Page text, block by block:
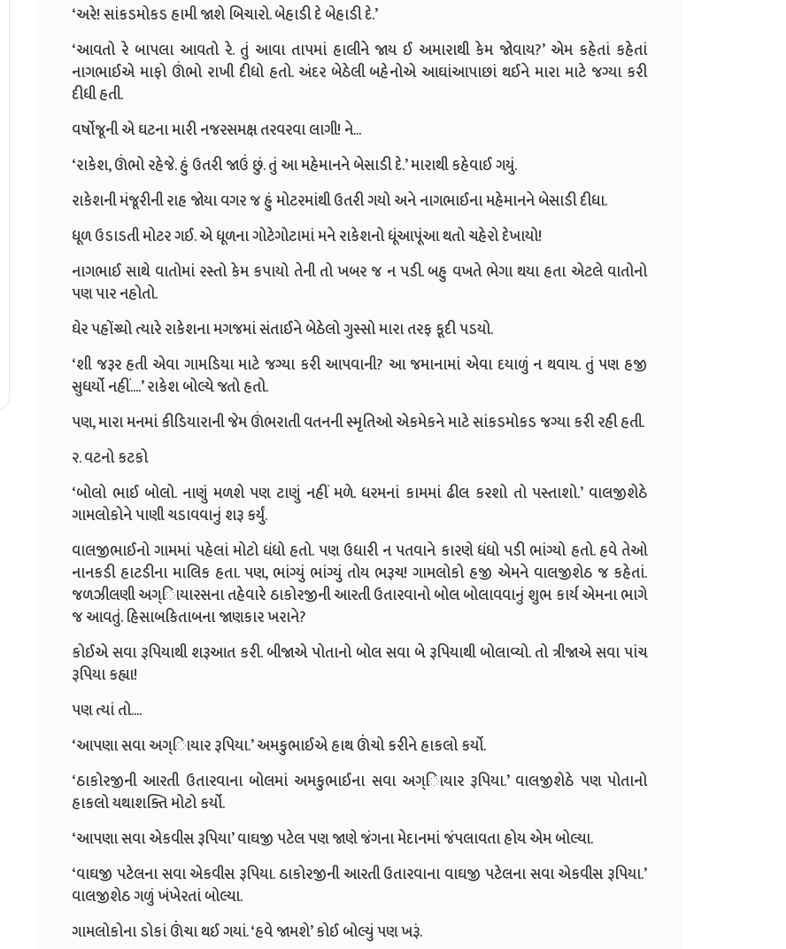
‘અરે! સાંકડમોકડ હામી જાશે બિચારો. બેહાડી દે બેહાડી દે.’
‘આવતો રે બાપલા આવતો રે. તું આવા તાપમાં હાલીને જાય ઈ અમારાથી કેમ જોવાય?’ એમ કહેતાં કહેતાં
નાગભાઈએ માફો ઊંભો રાખી દીધો હતો. અંદર બેઠેલી બહેનોએ આઘાંઆપાછાં થઈને મારા માટે જગ્યા કરી
દીધી હતી.
વર્ષોજૂની એ ઘટના મારી નજરસમક્ષ તરવરવા લાગી! ને...
‘રાકેશ, ઊંભો રહેજે. હું ઉતરી જાઉં છું. તું આ મહેમાનને બેસાડી દે.’ મારાથી કહેવાઈ ગયું.
રાકેશની મંજૂરીની રાહ જોયા વગર જ હું મોટરમાંથી ઉતરી ગયો અને નાગભાઈના મહેમાનને બેસાડી દીધા.
ધૂળ ઉડાડતી મોટર ગઈ. એ ધૂળના ગોટેગોટામાં મને રાકેશનો ધૂંઆપૂંઆ થતો ચહેરો દેખાયો!
નાગભાઈ સાથે વાતોમાં રસ્તો કેમ કપાયો તેની તો ખબર જ ન પડી. બહુ વખતે ભેગા થયા હતા એટલે વાતોનો
પણ પાર નહોતો.
ઘેર પહોંચ્યો ત્યારે રાકેશના મગજમાં સંતાઈને બેઠેલો ગુસ્સો મારા તરફ કૂદી પડયો.
‘શી જરૂર હતી એવા ગામડિયા માટે જગ્યા કરી આપવાની? આ જમાનામાં એવા દયાળું ન થવાય. તું પણ હજી
સુધર્યો નહીં....’ રાકેશ બોલ્યે જતો હતો.
પણ, મારા મનમાં કીડિયારાની જેમ ઊંભરાતી વતનની સ્મૃતિઓ એકમેકને માટે સાંકડમોકડ જગ્યા કરી રહી હતી.
૨. વટનો કટકો
‘બોલો ભાઈ બોલો. નાણું મળશે પણ ટાણું નહીં મળે. ધરમનાં કામમાં ઢીલ કરશો તો પસ્તાશો.’ વાલજીશેઠે
ગામલોકોને પાણી ચડાવવાનું શરૂ કર્યું.
વાલજીભાઈનો ગામમાં પહેલાં મોટો ધંધો હતો. પણ ઉધારી ન પતવાને કારણે ધંધો પડી ભાંગ્યો હતો. હવે તેઓ
નાનકડી હાટડીના માલિક હતા. પણ, ભાંગ્યું ભાંગ્યું તોય ભરૂચ! ગામલોકો હજી એમને વાલજીશેઠ જ કહેતાં.
જળઝીલણી અગ્િાયારસના તહેવારે ઠાકોરજીની આરતી ઉતારવાનો બોલ બોલાવવાનું શુભ કાર્ય એમના ભાગે
જ આવતું. હિસાબકિતાબના જાણકાર ખરાને?
કોઈએ સવા રૂપિયાથી શરૂઆત કરી. બીજાએ પોતાનો બોલ સવા બે રૂપિયાથી બોલાવ્યો. તો ત્રીજાએ સવા પાંચ
રૂપિયા કહ્યા!
પણ ત્યાં તો....
‘આપણા સવા અગ્િાયાર રૂપિયા.’ અમકુભાઈએ હાથ ઊંંચો કરીને હાકલો કર્યો.
‘ઠાકોરજીની આરતી ઉતારવાના બોલમાં અમકુભાઈના સવા અગ્િાયાર રૂપિયા.’ વાલજીશેઠે પણ પોતાનો
હાકલો યથાશક્તિ મોટો કર્યો.
‘આપણા સવા એકવીસ રૂપિયા’ વાઘજી પટેલ પણ જાણે જંગના મેદાનમાં જંપલાવતા હોય એમ બોલ્યા.
‘વાઘજી પટેલના સવા એકવીસ રૂપિયા. ઠાકોરજીની આરતી ઉતારવાના વાઘજી પટેલના સવા એકવીસ રૂપિયા.’
વાલજીશેઠ ગળું ખંખેરતાં બોલ્યા.
ગામલોકોના ડોકાં ઊંંચા થઈ ગયાં. ‘હવે જામશે’ કોઈ બોલ્યું પણ ખરૂં.